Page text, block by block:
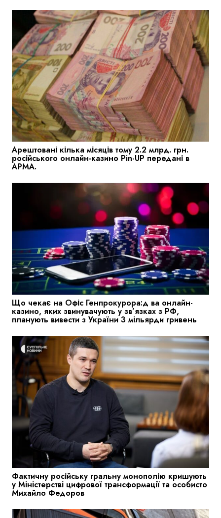
Арештовані кілька місяців тому 2.2 млрд. грн.
російського онлайн-казино Pin-UP передані в
АРМА.
Що чекає на Офіс Генпрокурора:д ва онлайн-
казино, яких звинувачують у зв’язках з РФ,
планують вивести з України 3 мільярди гривень
Фактичну російську гральну монополію кришують
у Міністерстві цифрової трансформації та особисто
Михайло Федоров